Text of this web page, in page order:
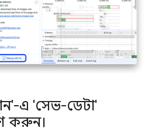
এ 'সেভ-ডেটা'
করুন।